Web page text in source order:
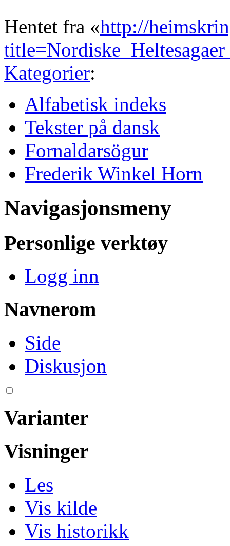
Hentet fra «http://
Kategorier:
Alfabetisk indeks
Tekster på dansk
Fornaldarsögur
Frederik Winkel Horn
Navigasjonsmeny
Personlige verktøy
Logg inn
Navnerom
Side
Diskusjon
Varianter
Visninger
Les
Vis kilde
Vis historikk